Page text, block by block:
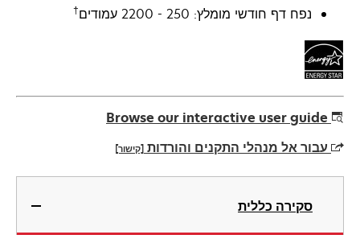
נפח דף חודשי מומלץ: 250 - 2200 עמודים
†
עבור אל מנהלי התקנים והורדות [קישור]
opens
new
סקירה כללית